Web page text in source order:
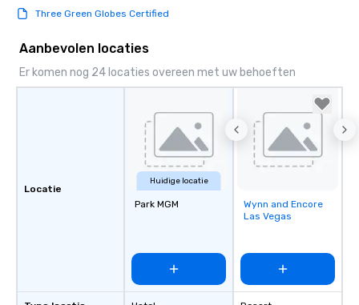
Three Green Globes Certified
Aanbevolen locaties
Er komen nog 24 locaties overeen met uw behoeften
Locatie
Huidige locatie
Park MGM
Removed from
favorites
Wynn and Encore
Las Vegas